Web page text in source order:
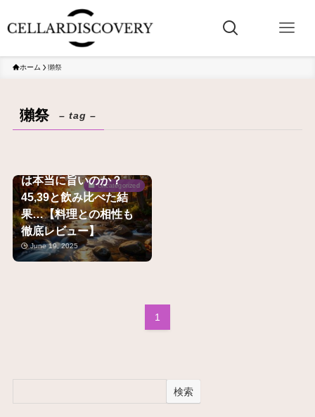
ホーム 獺祭
獺祭 – tag –
Uncategorized
は本当に旨いのか？
45,39と飲み比べた結
果…【料理との相性も
徹底レビュー】
June 19, 2025
1
検索